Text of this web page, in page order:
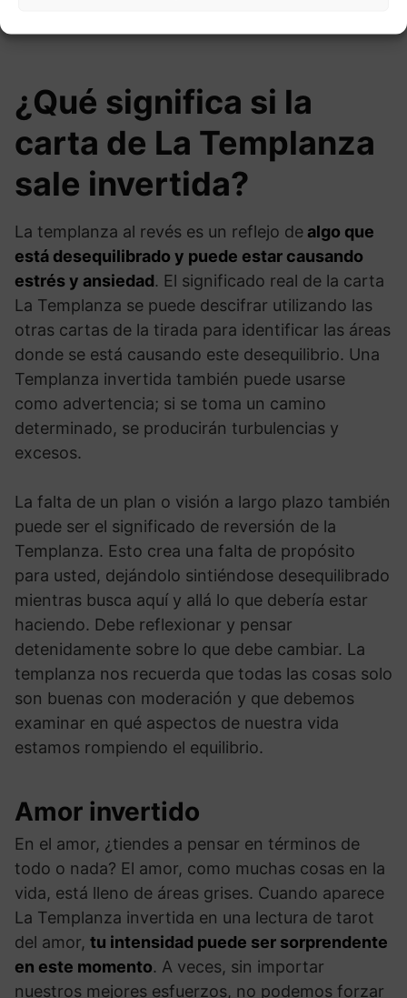
¿Qué significa si la
carta de La Templanza
sale invertida?
La templanza al revés es un reflejo dealgo que
está desequilibrado y puede estar causando
estrés y ansiedad. El significado real de la carta
La Templanza se puede descifrar utilizando las
otras cartas de la tirada para identificar las áreas
donde se está causando este desequilibrio. Una
Templanza invertida también puede usarse
como advertencia; si se toma un camino
determinado, se producirán turbulencias y
excesos.
La falta de un plan o visión a largo plazo también
puede ser el significado de reversión de la
Templanza. Esto crea una falta de propósito
para usted, dejándolo sintiéndose desequilibrado
mientras busca aquí y allá lo que debería estar
haciendo. Debe reflexionar y pensar
detenidamente sobre lo que debe cambiar. La
templanza nos recuerda que todas las cosas solo
son buenas con moderación y que debemos
examinar en qué aspectos de nuestra vida
estamos rompiendo el equilibrio.
Amor invertido
En el amor, ¿tiendes a pensar en términos de
todo o nada? El amor, como muchas cosas en la
vida, está lleno de áreas grises. Cuando aparece
La Templanza invertida en una lectura de tarot
del amor, tu intensidad puede ser sorprendente
en este momento. A veces, sin importar
nuestros mejores esfuerzos, no podemos forzar